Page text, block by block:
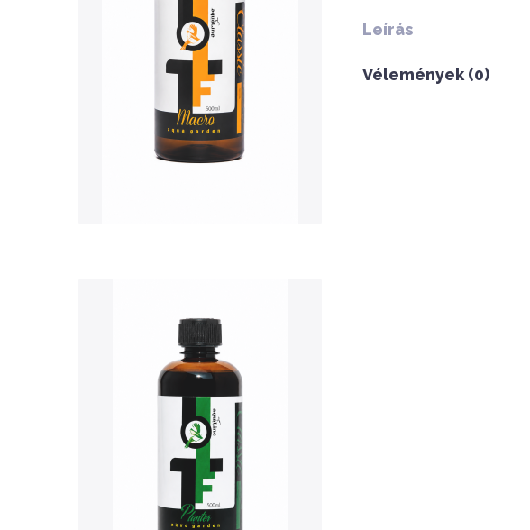
Nettó ár: 3,134 Ft
AquaLine TF Macro 500ml
KOSÁRBA
QUICK VIEW
Nettó ár: 3,421 Ft
AquaLine TF Planter
500ml
KOSÁRBA
Leírás
Vélemények (0)